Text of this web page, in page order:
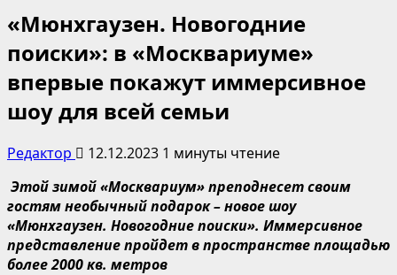
«Мюнхгаузен. Новогодние
поиски»: в «Москвариуме»
впервые покажут иммерсивное
шоу для всей семьи
Редактор 12.12.2023 1 минуты чтение
Этой зимой «Москвариум» преподнесет своим
гостям необычный подарок – новое шоу
«Мюнхгаузен. Новогодние поиски». Иммерсивное
представление пройдет в пространстве площадью
более 2000 кв. метров